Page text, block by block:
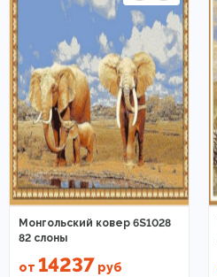
Монгольский ковер 6S1028
82 слоны
от 14237 руб